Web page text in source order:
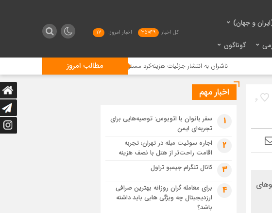
و جهان)
گوناگون
کل اخبار 35049 اخبار امروز: 17
مطالب امروز
ناشران به انتشار جزئیات هزینه‌کرد مسئولیت اجتماعی در کدال مکلف شدند
6
اخبار مهم
1
سفر بانوان با اتوبوس: توصیه‌هایی برای
تجربه‌ای ایمن
2
اجاره سوئیت مبله در تهران؛ تجربه
اقامت راحت‌تر از هتل با نصف هزینه
3 کانال تلگرام جیمبو تراول
4
برای معامله گران روزانه بهترین صرافی
ارزدیجیتال چه ویژگی هایی باید داشته
باشد؟